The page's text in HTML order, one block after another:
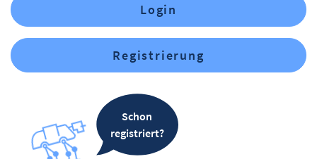
Login
Registrierung
Schon
registriert?